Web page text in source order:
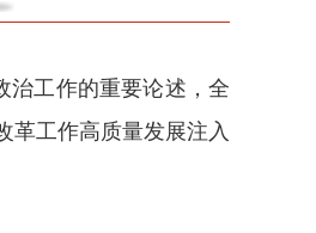
治工作的重要论述，全
革工作高质量发展注入